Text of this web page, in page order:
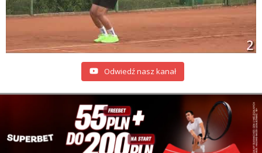
Odwiedź nasz kanał